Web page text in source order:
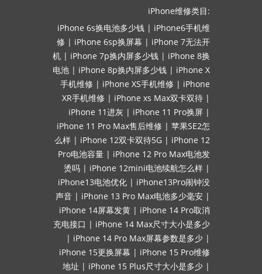
iPhone维修类目:
iPhone 6s换电池多少钱 | iPhone6手机维
修 | iPhone 6sp换屏幕 | iPhone 7无法开
机 | iPhone 7p换内屏多少钱 | iPhone 8换
电池 | iPhone 8p换内屏多少钱 | iPhone X
手机维修 | iPhone XS手机维修 | iPhone
XR手机维修 | iPhone xs Max双卡双待 |
iPhone 11进灰 | iPhone 11 Pro换屏 |
iPhone 11 Pro Max售后维修 | 苹果SE2怎
么样 | iPhone 12双卡双待5G | iPhone 12
Pro电池容量 | iPhone 12 Pro Max电池发
烫吗 | iPhone 12mini电池续航怎么样 |
iPhone13电池优化 | iPhone13Pro闹钟没
声音 | iPhone 13 Pro Max电池多少毫安 |
iPhone 14屏幕发黄 | iPhone 14 Pro取消
充电接口 | iPhone 14 Max尺寸大小是多少
| iPhone 14 Pro Max屏幕参数是多少 |
iPhone 15更换屏幕 | iPhone 15 Pro维修
地址 | iPhone 15 Plus尺寸大小是多少 |